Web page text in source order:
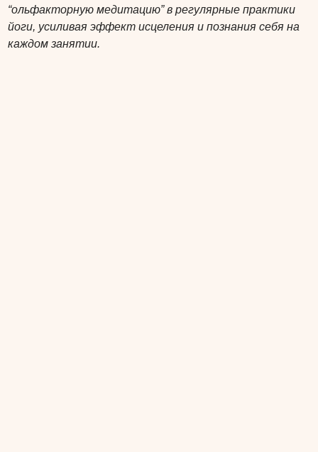
“ольфакторную медитацию” в регулярные практики
йоги, усиливая эффект исцеления и познания себя на
каждом занятии.